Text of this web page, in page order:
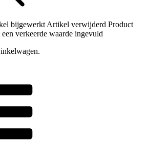
bijgewerkt Artikel verwijderd Product
een verkeerde waarde ingevuld